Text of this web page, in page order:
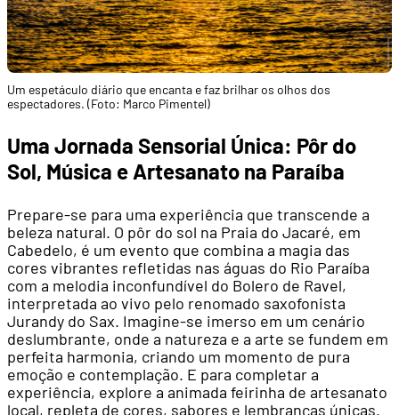
Um espetáculo diário que encanta e faz brilhar os olhos dos
espectadores. (Foto: Marco Pimentel)
Uma Jornada Sensorial Única: Pôr do
Sol, Música e Artesanato na Paraíba
Prepare-se para uma experiência que transcende a
beleza natural. O pôr do sol na Praia do Jacaré, em
Cabedelo, é um evento que combina a magia das
cores vibrantes refletidas nas águas do Rio Paraíba
com a melodia inconfundível do Bolero de Ravel,
interpretada ao vivo pelo renomado saxofonista
Jurandy do Sax. Imagine-se imerso em um cenário
deslumbrante, onde a natureza e a arte se fundem em
perfeita harmonia, criando um momento de pura
emoção e contemplação. E para completar a
experiência, explore a animada feirinha de artesanato
local, repleta de cores, sabores e lembranças únicas.